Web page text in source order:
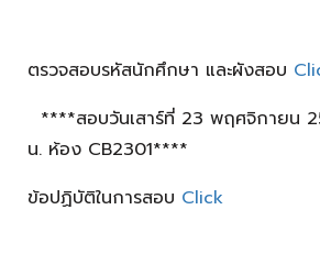
ตรวจสอบรหัสนักศึกษา และผังสอบ
****สอบวันเสาร์ที่ 23 พฤศจิกายน
น. ห้อง CB2301****
ข้อปฏิบัติในการสอบ Click